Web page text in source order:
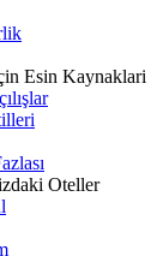
Esin Kaynaklari
Oteller